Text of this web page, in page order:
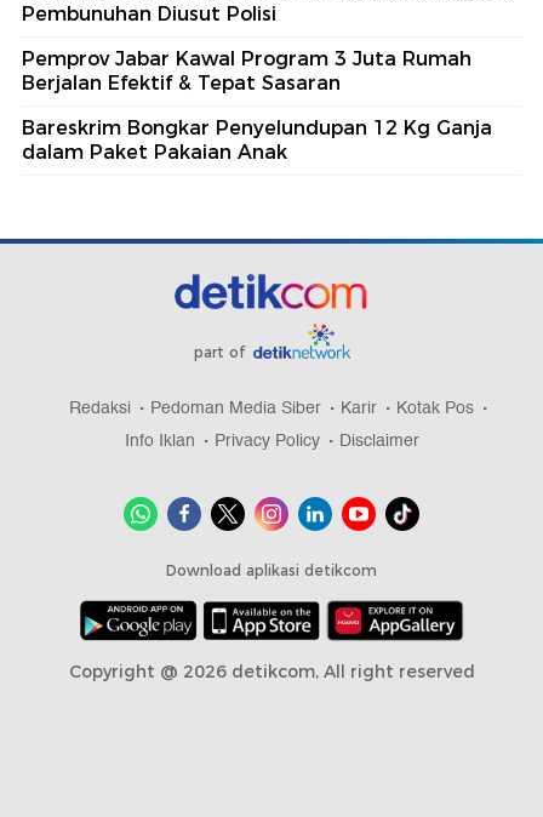
Pembunuhan Diusut Polisi
Pemprov Jabar Kawal Program 3 Juta Rumah
Berjalan Efektif & Tepat Sasaran
Bareskrim Bongkar Penyelundupan 12 Kg Ganja
dalam Paket Pakaian Anak
part of
Redaksi Pedoman Media Siber Karir
Kotak Pos
Info Iklan
Privacy Policy Disclaimer
Download aplikasi detikcom
Copyright @ 2026 detikcom, All right reserved